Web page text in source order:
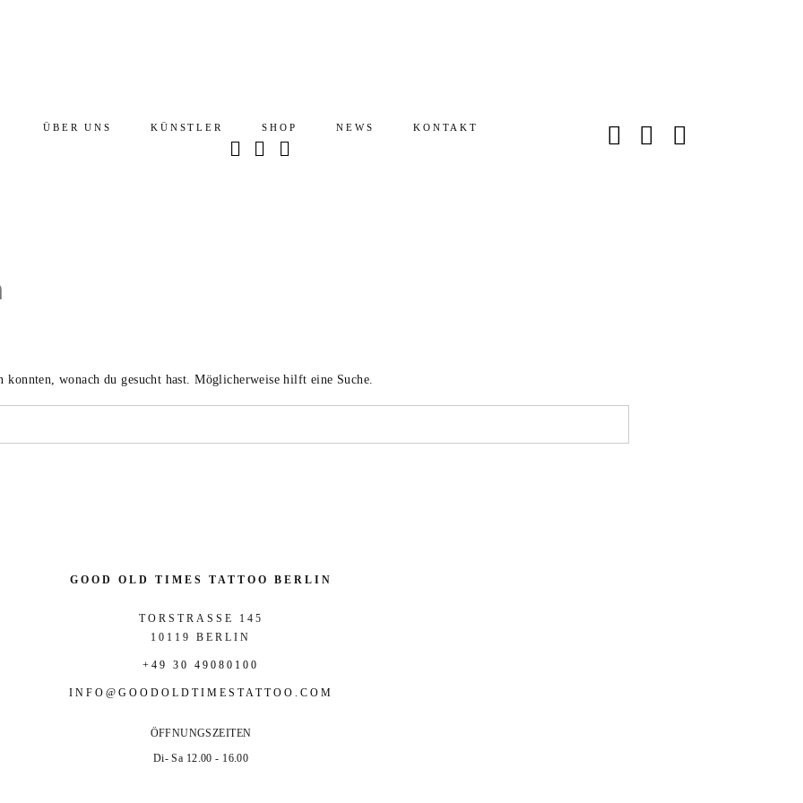
ÜBER UNS KÜNSTLER SHOP NEWS KONTAKT
wonach du gesucht hast. Möglicherweise hilft eine Suche.
GOOD OLD TIMES TATTOO BERLIN
TORSTRASSE 145
10119 BERLIN
+49 30 49080100
INFO@GOODOLDTIMESTATTOO.COM
ÖFFNUNGSZEITEN
Di- Sa 12.00 - 16.00